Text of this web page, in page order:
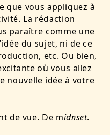
que vous appliquez à
La rédaction
paraître comme une
du sujet, ni de ce
etc. Ou bien,
où vous allez
nouvelle idée à votre
de vue. De midnset.